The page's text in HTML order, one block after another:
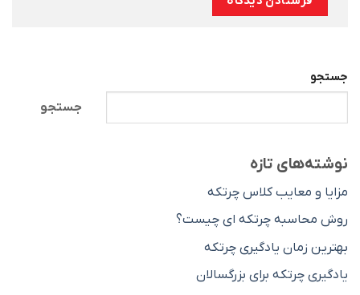
جستجو
جستجو
نوشته‌های تازه
مزایا و معایب کلاس چرتکه
روش محاسبه چرتکه ای چیست؟
بهترین زمان یادگیری چرتکه
یادگیری چرتکه برای بزرگسالان